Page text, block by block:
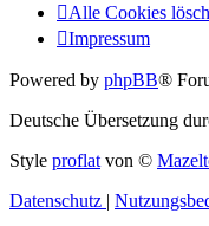
Alle Cookies
Impressum
Powered by phpBB®
Deutsche Übersetzung
Style proflat von ©
Datenschutz |